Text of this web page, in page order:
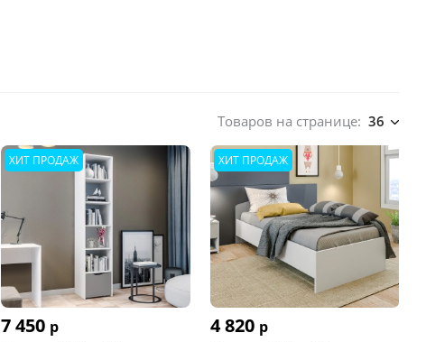
Товаров на странице: 36
ХИТ ПРОДАЖ
7 450 р
ХИТ ПРОДАЖ
4 820 р